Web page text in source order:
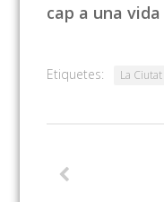
cap a una vida
Etiquetes: La Ciutat